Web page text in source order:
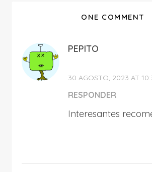
ONE COMMENT
PEPITO
30 AGOSTO, 2023 AT
RESPONDER
Interesantes